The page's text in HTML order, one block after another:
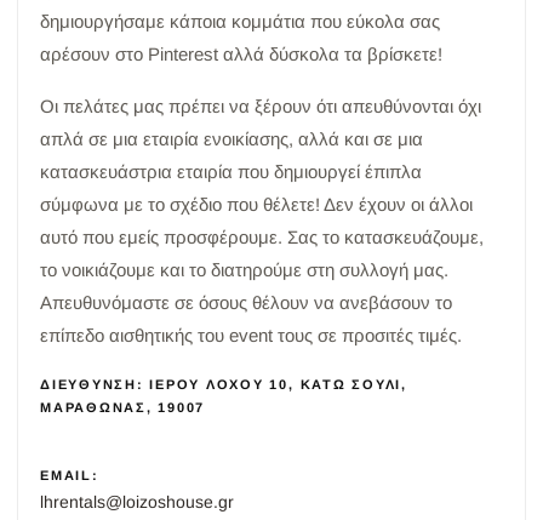
δημιουργήσαμε κάποια κομμάτια που εύκολα σας
αρέσουν στο Pinterest αλλά δύσκολα τα βρίσκετε!
Οι πελάτες μας πρέπει να ξέρουν ότι απευθύνονται όχι
απλά σε μια εταιρία ενοικίασης, αλλά και σε μια
κατασκευάστρια εταιρία που δημιουργεί έπιπλα
σύμφωνα με το σχέδιο που θέλετε! Δεν έχουν οι άλλοι
αυτό που εμείς προσφέρουμε. Σας το κατασκευάζουμε,
το νοικιάζουμε και το διατηρούμε στη συλλογή μας.
Απευθυνόμαστε σε όσους θέλουν να ανεβάσουν το
επίπεδο αισθητικής του event τους σε προσιτές τιμές.
ΔΙΕΎΘΥΝΣΗ: ΙΕΡΟΎ ΛΌΧΟΥ 10, ΚΆΤΩ ΣΟΎΛΙ,
ΜΑΡΑΘΏΝΑΣ, 19007
EMAIL:
lhrentals@loizoshouse.gr